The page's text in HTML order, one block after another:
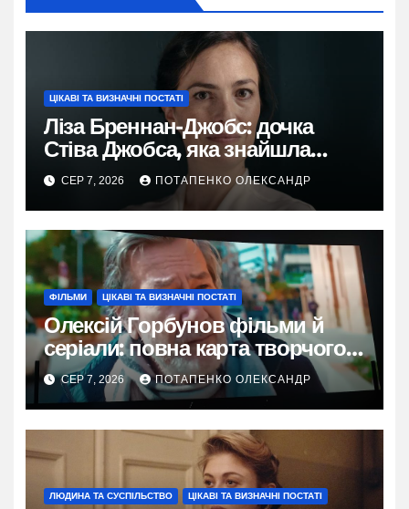
ЦІКАВІ ТА ВИЗНАЧНІ ПОСТАТІ
Ліза Бреннан-Джобс: дочка
Стіва Джобса, яка знайшла
власний голос
СЕР 7, 2026 ПОТАПЕНКО ОЛЕКСАНДР
ФІЛЬМИ ЦІКАВІ ТА ВИЗНАЧНІ ПОСТАТІ
Олексій Горбунов фільми й
серіали: повна карта творчого
шляху
СЕР 7, 2026 ПОТАПЕНКО ОЛЕКСАНДР
ЛЮДИНА ТА СУСПІЛЬСТВО ЦІКАВІ ТА ВИЗНАЧНІ ПОСТАТІ